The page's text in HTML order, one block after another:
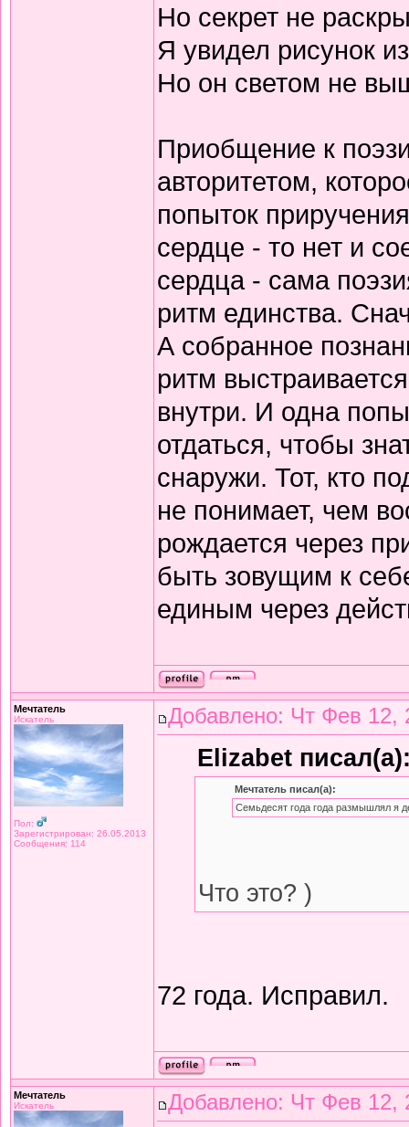
Но секрет не
Я увидел рисунок
Но он светом не
Приобщение к
авторитетом,
попыток
сердце - то нет и
сердца - сама
ритм единства.
А собранное
ритм
внутри. И одна
отдаться, чтобы
снаружи. Тот, кто
не понимает, чем
рождается через
быть зовущим к
единым через
Мечтатель
Искатель
Пол:
Зарегистрирован: 26.05.2013
Сообщения: 114
Добавлено: Чт Фев 12,
Elizabet
Мечтатель писал(а):
Семьдесят года года размышлял я
Что это? )
72 года. Исправил.
Мечтатель
Искатель Добавлено: Чт Фев 12,